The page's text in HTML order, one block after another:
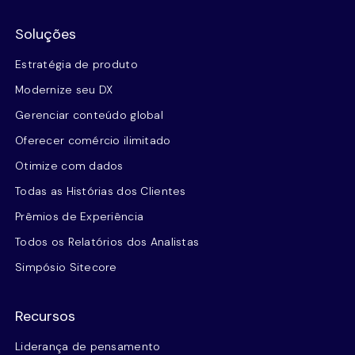
Soluções
Estratégia de produto
Modernize seu DX
Gerenciar conteúdo global
Oferecer comércio ilimitado
Otimize com dados
Todas as Histórias dos Clientes
Prêmios de Experiência
Todos os Relatórios dos Analistas
Simpósio Sitecore
Recursos
Liderança de pensamento